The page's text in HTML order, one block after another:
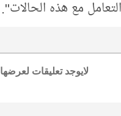
مع هذه الحالات".
لايوجد تعليقات لعرضها